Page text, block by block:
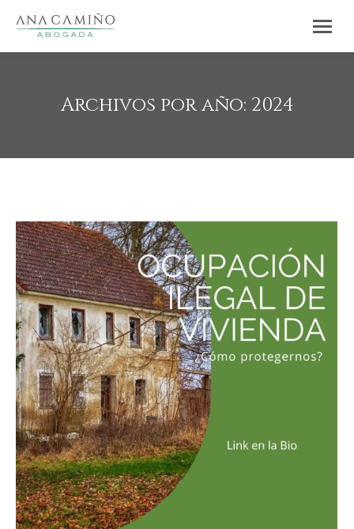
Archivos por año: 2024